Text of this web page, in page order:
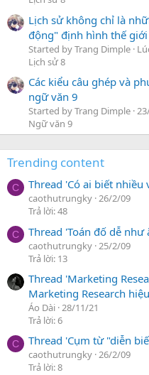
Lịch sử không chỉ là
động" định hình thế
Started by Trang Dimple
Lịch sử 8
Các kiểu câu ghép và
ngữ văn 9
Started by Trang Dimple
Ngữ văn 9
Trending content
C Thread 'Có ai biết
caothutrungky 26/2/09
Trả lời: 48
C Thread 'Toán đố dễ
caothutrungky 25/2/09
Trả lời: 13
Thread 'Marketing
Marketing Research
Áo Dài 28/11/21
Trả lời: 6
C Thread 'Cụm từ "diễn
caothutrungky 26/2/09
Trả lời: 8